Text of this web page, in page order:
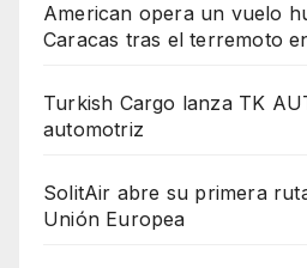
American opera un vuelo
Caracas tras el terremoto
Turkish Cargo lanza TK
automotriz
SolitAir abre su primera
Unión Europea